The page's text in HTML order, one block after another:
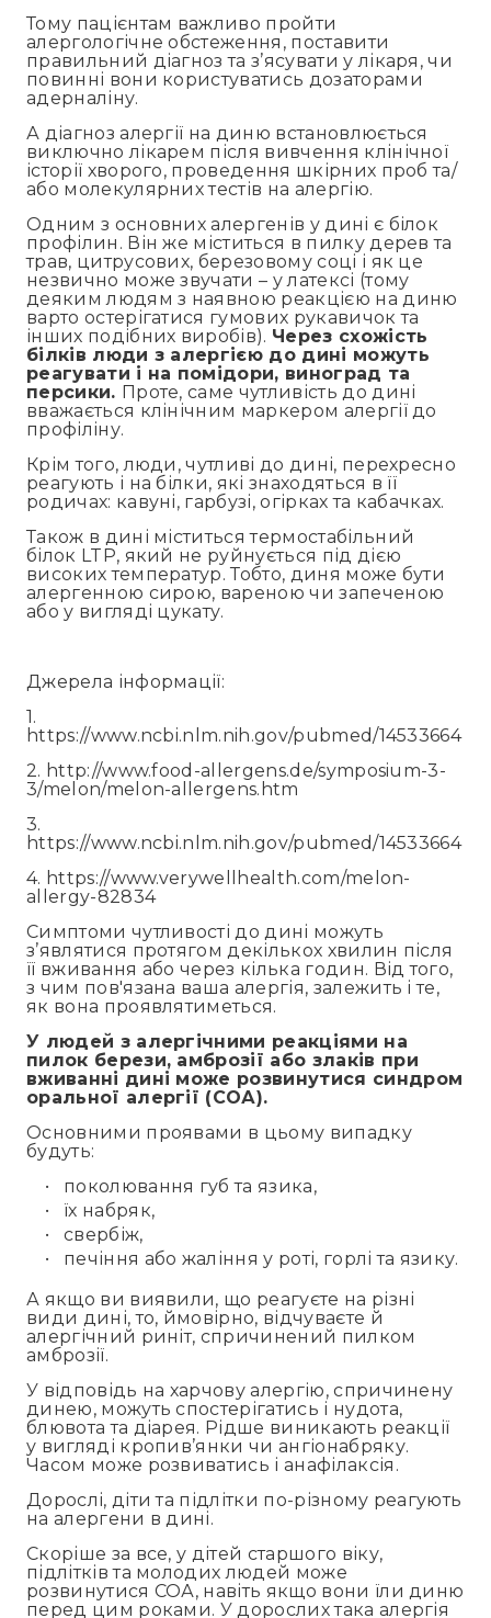
Тому пацієнтам важливо пройти
алергологічне обстеження, поставити
правильний діагноз та з’ясувати у лікаря, чи
повинні вони користуватись дозаторами
адерналіну.
А діагноз алергії на диню встановлюється
виключно лікарем після вивчення клінічної
історії хворого, проведення шкірних проб та/
або молекулярних тестів на алергію.
Одним з основних алергенів у дині є білок
профілин. Він же міститься в пилку дерев та
трав, цитрусових, березовому соці і як це
незвично може звучати – у латексі (тому
деяким людям з наявною реакцією на диню
варто остерігатися гумових рукавичок та
інших подібних виробів). Через схожість
білків люди з алергією до дині можуть
реагувати і на помідори, виноград та
персики. Проте, саме чутливість до дині
вважається клінічним маркером алергії до
профіліну.
Крім того, люди, чутливі до дині, перехресно
реагують і на білки, які знаходяться в її
родичах: кавуні, гарбузі, огірках та кабачках.
Також в дині міститься термостабільний
білок LTP, який не руйнується під дією
високих температур. Тобто, диня може бути
алергенною сирою, вареною чи запеченою
або у вигляді цукату.
Джерела інформації:
1.
https://www.ncbi.nlm.nih.gov/pubmed/14533664
2. http://www.food-allergens.de/symposium-3-
3/melon/melon-allergens.htm
3.
https://www.ncbi.nlm.nih.gov/pubmed/14533664
4. https://www.verywellhealth.com/melon-
allergy-82834
Симптоми чутливості до дині можуть
з’являтися протягом декількох хвилин після
її вживання або через кілька годин. Від того,
з чим пов'язана ваша алергія, залежить і те,
як вона проявлятиметься.
У людей з алергічними реакціями на
пилок берези, амброзії або злаків при
вживанні дині може розвинутися синдром
оральної алергії (СОА).
Основними проявами в цьому випадку
будуть:
поколювання губ та язика,
їх набряк,
свербіж,
печіння або жаління у роті, горлі та язику.
А якщо ви виявили, що реагуєте на різні
види дині, то, ймовірно, відчуваєте й
алергічний риніт, спричинений пилком
амброзії.
У відповідь на харчову алергію, спричинену
динею, можуть спостерігатись і нудота,
блювота та діарея. Рідше виникають реакції
у вигляді кропив’янки чи ангіонабряку.
Часом може розвиватись і анафілаксія.
Дорослі, діти та підлітки по-різному реагують
на алергени в дині.
Скоріше за все, у дітей старшого віку,
підлітків та молодих людей може
розвинутися СОА, навіть якщо вони їли диню
перед цим роками. У дорослих така алергія